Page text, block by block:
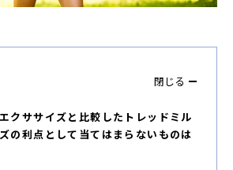
閉じる
クササイズと比較したトレッドミル
の利点として当てはまらないものは